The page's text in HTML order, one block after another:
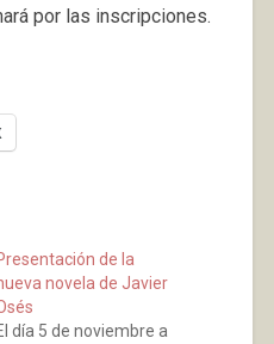
por las inscripciones.
de la
novela de Javier
día 5 de noviembre a